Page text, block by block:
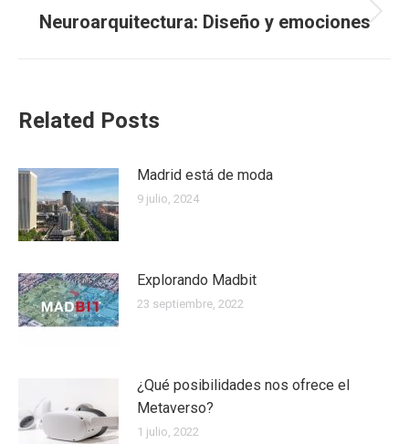
Publicación
Neuroarquitectura: Diseño y emociones
Related Posts
Madrid está de moda
9 julio, 2024
Explorando Madbit
23 septiembre, 2022
¿Qué posibilidades nos ofrece el
Metaverso?
1 julio, 2022